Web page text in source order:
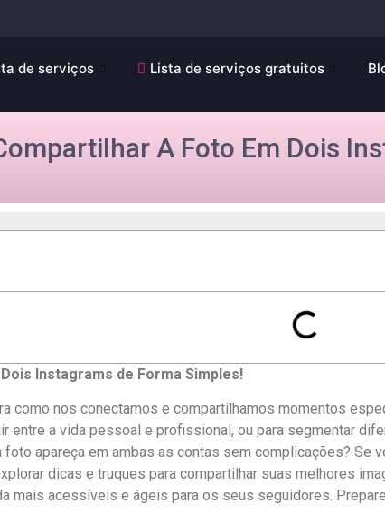
de serviços Lista de serviços gratuitos
A Foto Em Dois
Instagrams de Forma Simples!
‍como nos conectamos⁢ e ‍compartilhamos momentos
entre a vida ⁣pessoal e profissional,⁢ ou para segmentar
⁢apareça em ambas as contas sem complicações? Se
dicas e truques ​para compartilhar suas melhores
mais acessíveis e ágeis para os seus‌ seguidores.